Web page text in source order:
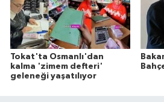
Tokat'ta Osmanlı'dan
kalma 'zimem defteri'
geleneği yaşatılıyor